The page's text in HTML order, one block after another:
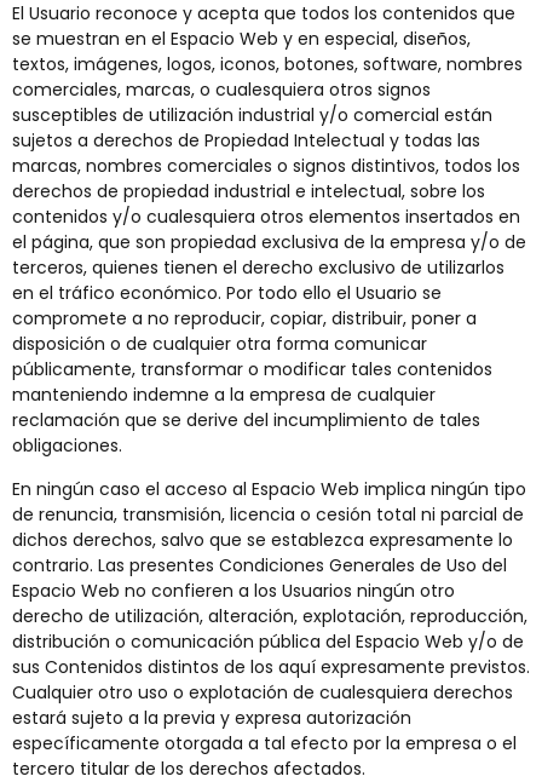
El Usuario reconoce y acepta que todos los contenidos que
se muestran en el Espacio Web y en especial, diseños,
textos, imágenes, logos, iconos, botones, software, nombres
comerciales, marcas, o cualesquiera otros signos
susceptibles de utilización industrial y/o comercial están
sujetos a derechos de Propiedad Intelectual y todas las
marcas, nombres comerciales o signos distintivos, todos los
derechos de propiedad industrial e intelectual, sobre los
contenidos y/o cualesquiera otros elementos insertados en
el página, que son propiedad exclusiva de la empresa y/o de
terceros, quienes tienen el derecho exclusivo de utilizarlos
en el tráfico económico. Por todo ello el Usuario se
compromete a no reproducir, copiar, distribuir, poner a
disposición o de cualquier otra forma comunicar
públicamente, transformar o modificar tales contenidos
manteniendo indemne a la empresa de cualquier
reclamación que se derive del incumplimiento de tales
obligaciones.
En ningún caso el acceso al Espacio Web implica ningún tipo
de renuncia, transmisión, licencia o cesión total ni parcial de
dichos derechos, salvo que se establezca expresamente lo
contrario. Las presentes Condiciones Generales de Uso del
Espacio Web no confieren a los Usuarios ningún otro
derecho de utilización, alteración, explotación, reproducción,
distribución o comunicación pública del Espacio Web y/o de
sus Contenidos distintos de los aquí expresamente previstos.
Cualquier otro uso o explotación de cualesquiera derechos
estará sujeto a la previa y expresa autorización
específicamente otorgada a tal efecto por la empresa o el
tercero titular de los derechos afectados.